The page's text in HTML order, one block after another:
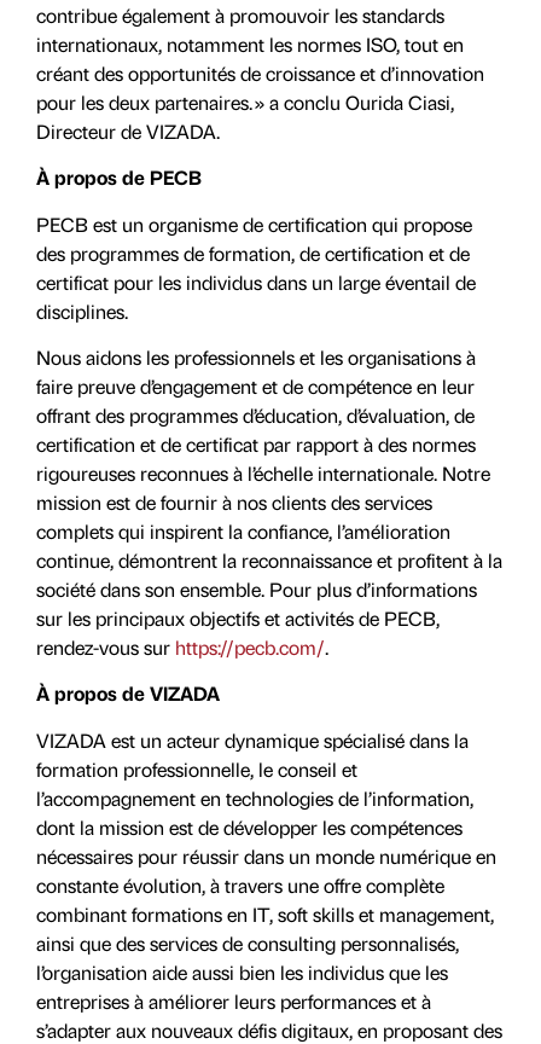
contribue également à promouvoir les standards
internationaux, notamment les normes ISO, tout en
créant des opportunités de croissance et d’innovation
pour les deux partenaires. » a conclu Ourida Ciasi,
Directeur de VIZADA.
À propos de PECB
PECB est un organisme de certification qui propose
des programmes de formation, de certification et de
certificat pour les individus dans un large éventail de
disciplines.
Nous aidons les professionnels et les organisations à
faire preuve d’engagement et de compétence en leur
offrant des programmes d’éducation, d’évaluation, de
certification et de certificat par rapport à des normes
rigoureuses reconnues à l’échelle internationale. Notre
mission est de fournir à nos clients des services
complets qui inspirent la confiance, l’amélioration
continue, démontrent la reconnaissance et profitent à la
société dans son ensemble. Pour plus d’informations
sur les principaux objectifs et activités de PECB,
rendez-vous sur https://pecb.com/.
À propos de VIZADA
VIZADA est un acteur dynamique spécialisé dans la
formation professionnelle, le conseil et
l’accompagnement en technologies de l’information,
dont la mission est de développer les compétences
nécessaires pour réussir dans un monde numérique en
constante évolution, à travers une offre complète
combinant formations en IT, soft skills et management,
ainsi que des services de consulting personnalisés,
l’organisation aide aussi bien les individus que les
entreprises à améliorer leurs performances et à
s’adapter aux nouveaux défis digitaux, en proposant des